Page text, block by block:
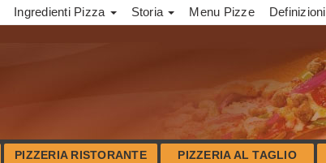
Ingredienti Pizza Storia Menu Pizze Definizioni
PIZZERIA RISTORANTE PIZZERIA AL TAGLIO